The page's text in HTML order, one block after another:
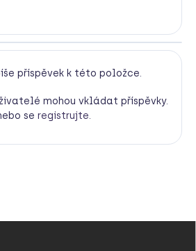
příspěvek k této položce.
mohou vkládat příspěvky.
se registrujte.